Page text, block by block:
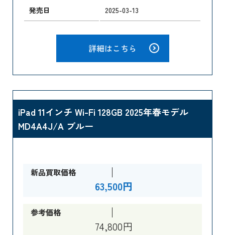
発売日 2025-03-13
詳細はこちら
iPad 11インチ Wi-Fi 128GB 2025年春モデル
MD4A4J/A ブルー
新品買取価格
63,500円
参考価格
74,800円